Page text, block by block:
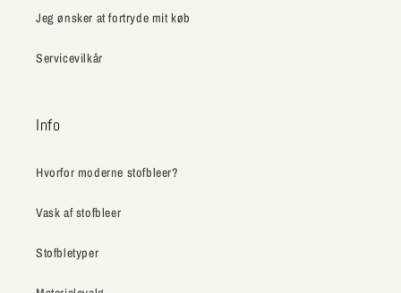
Jeg ønsker at fortryde mit køb
Servicevilkår
Info
Hvorfor moderne stofbleer?
Vask af stofbleer
Stofbletyper